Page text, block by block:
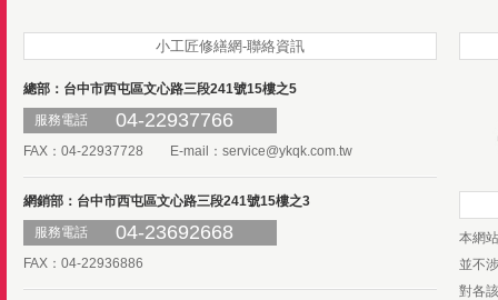
小工匠修繕網-聯絡資訊
總部：台中市西屯區文心路三段241號15樓之5
服務電話
04-22937766
FAX：04-22937728 E-mail： service@ykqk.com.tw
網銷部：台中市西屯區文心路三段241號15樓之3
服務電話
04-23692668
FAX：04-22936886
本網
並不
對各